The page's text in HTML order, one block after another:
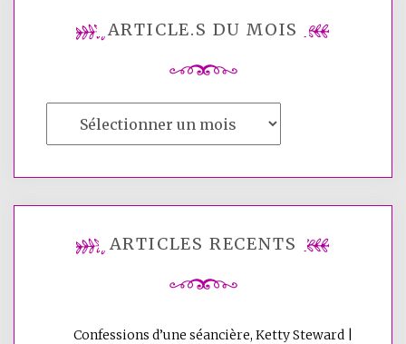
ARTICLE.S DU MOIS
ARTICLES RÉCENTS
Confessions d’une séancière, Ketty Steward |